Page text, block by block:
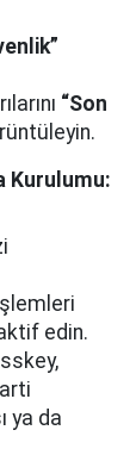
“Son
Kurulumu:
edin.
ya da